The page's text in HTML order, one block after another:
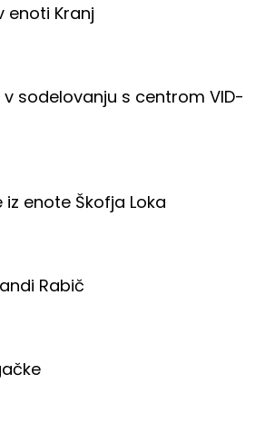
enoti Kranj
v sodelovanju s centrom VID-
iz enote Škofja Loka
Rabič